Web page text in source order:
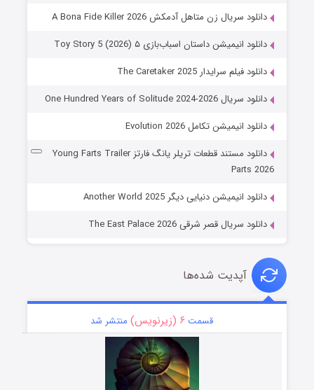
دانلود سریال زن متاهل آدمکش A Bona Fide Killer 2026
دانلود انیمیشن داستان اسباب‌بازی ۵ Toy Story 5 (2026)
دانلود فیلم سرایدار The Caretaker 2025
دانلود سریال One Hundred Years of Solitude 2024-2026
دانلود انیمیشن تکامل Evolution 2026
دانلود مستند قطعات تریلر یانگ فارتز Young Farts Trailer
Parts 2026
دانلود انیمیشن دنیایی دیگر Another World 2025
دانلود سریال قصر شرقی The East Palace 2026
آپدیت شده‌ها
قسمت ۶ (زیرنویس) منتشر شد